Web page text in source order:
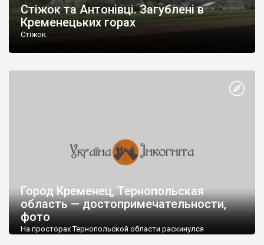
Стіжок та Антонівці. Загублені в
Кременецьких горах
Стіжок.
Город Кременец, Тернопольская
область — достопримечательности,
фото
На просторах Тернопольской области раскинулся